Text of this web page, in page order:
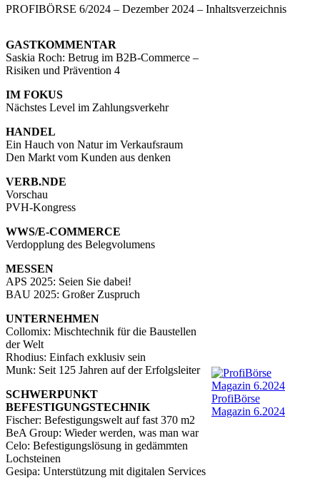
PROFIBÖRSE 6/2024 – Dezember 2024 – Inhaltsverzeichnis
GASTKOMMENTAR
Saskia Roch: Betrug im B2B-Commerce –
Risiken und Prävention 4
IM FOKUS
Nächstes Level im Zahlungsverkehr
HANDEL
Ein Hauch von Natur im Verkaufsraum
Den Markt vom Kunden aus denken
VERB.NDE
Vorschau
PVH-Kongress
WWS/E-COMMERCE
Verdopplung des Belegvolumens
MESSEN
APS 2025: Seien Sie dabei!
BAU 2025: Großer Zuspruch
UNTERNEHMEN
Collomix: Mischtechnik für die Baustellen
der Welt
Rhodius: Einfach exklusiv sein
Munk: Seit 125 Jahren auf der Erfolgsleiter
SCHWERPUNKT
BEFESTIGUNGSTECHNIK
Fischer: Befestigungswelt auf fast 370 m2
BeA Group: Wieder werden, was man war
Celo: Befestigungslösung in gedämmten
Lochsteinen
Gesipa: Unterstützung mit digitalen Services
ProfiBörse
Magazin 6.2024